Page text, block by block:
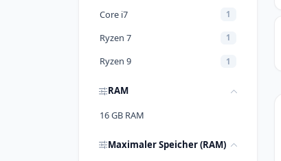
Core i7
1
Ryzen 7 1
Ryzen 9 1
RAM
16 GB RAM
Maximaler Speicher (RAM)